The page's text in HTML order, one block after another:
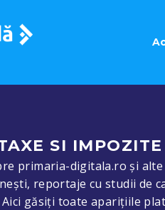
SI IMPOZITE
primaria-digitala.ro și
reportaje cu studii de
găsiți toate aparițiile